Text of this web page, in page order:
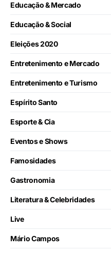
Educação & Mercado
Educação & Social
Eleições 2020
Entretenimento e Mercado
Entretenimento e Turismo
Espírito Santo
Esporte & Cia
Eventos e Shows
Famosidades
Gastronomia
Literatura & Celebridades
Live
Mário Campos